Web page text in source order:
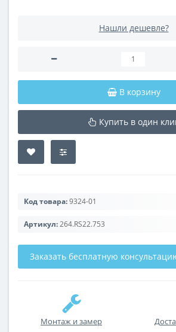
Нашли дешевле?
В корзину
Купить в один
Код товара:9324-01
Артикул:264.RS22.753
Заказать бесплатную
Монтаж и замер